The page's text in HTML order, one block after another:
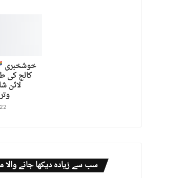
خوشخبری
کالج کی
لائن
سب سے زیادہ دیکھا جانے والا